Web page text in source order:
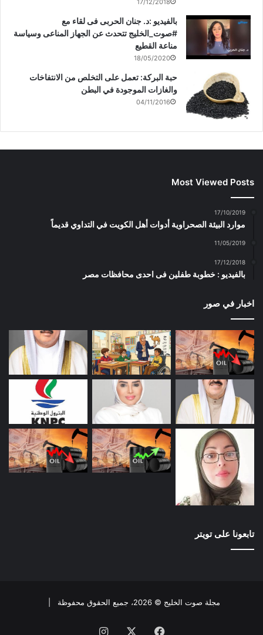
17/12/2018
بالفيديو :د. جنان الحربى فى لقاء مع
#صوت_الخليج تتحدث عن الجهاز المناعى وسياسة
مناعة القطيع
18/05/2020
حبة البركة: تعمل على التخلص من الانتفاخات
والغازات الموجودة في البطن
04/11/2016
Most Viewed Posts
17/10/2019
موارد البيئة الصحراوية أدوات أهل الكويت في التداوي قديماً
11/05/2019
17/12/2018
بالفيديو : خطوبة طفلين فى احدى محافظات مصر
اخبار في صور
تابعونا على تويتر
مجلة صوت الخليج © 2026، جميع الحقوق محفوظة |
فيسبوك انستقرام